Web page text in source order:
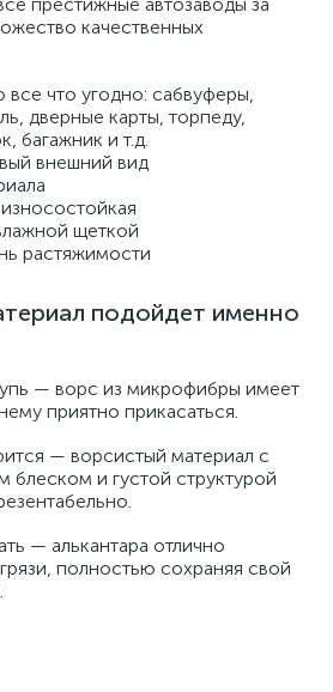
качественных
что угодно: сабвуферы,
дверные карты, торпеду,
багажник и т.д.
внешний вид
щеткой
растяжимости
подойдет именно
— ворс из микрофибры имеет
приятно прикасаться.
— ворсистый материал с
блеском и густой структурой
— алькантара отлично
полностью сохраняя свой